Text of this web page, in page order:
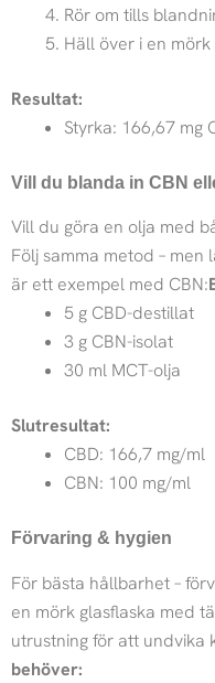
Rör om tills
Häll över i en mörk
Resultat:
Styrka: 166,67 mg
Vill du blanda in CBN
Vill du göra en olja med
Följ samma metod – men
är ett exempel med CBN:
5 g CBD-destillat
3 g CBN-isolat
30 ml MCT-olja
Slutresultat:
CBD: 166,7 mg/ml
CBN: 100 mg/ml
Förvaring & hygien
För bästa hållbarhet –
en mörk glasflaska med
utrustning för att undvika
behöver: